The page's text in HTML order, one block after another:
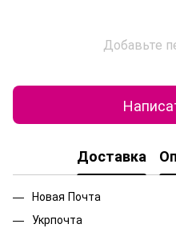
Добавьте
Доставка
Новая Почта
Укрпочта